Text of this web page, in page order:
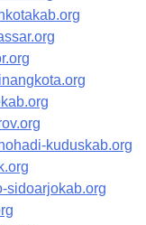
kuduskab.org
sidoarjokab.org